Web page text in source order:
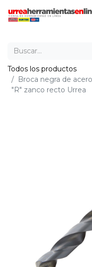
Todos los productos
Broca negra de
"R" zanco recto Urrea